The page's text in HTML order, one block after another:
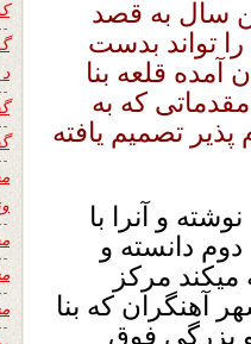
سال به قصد
تواند بدست
قلعه بنا
که به
تصمیم یافته
و آنرا با
دانسته و
مرکز
که بنا
بزرگی فوق